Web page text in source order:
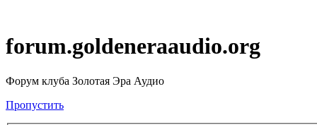
forum.goldeneraaudio.org
Форум клуба Золотая Эра Аудио
Пропустить